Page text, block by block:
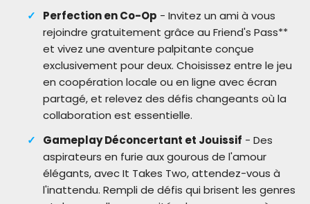
Perfection en Co-Op - Invitez un ami à vous
rejoindre gratuitement grâce au Friend's Pass**
et vivez une aventure palpitante conçue
exclusivement pour deux. Choisissez entre le jeu
en coopération locale ou en ligne avec écran
partagé, et relevez des défis changeants où la
collaboration est essentielle.
Gameplay Déconcertant et Jouissif - Des
aspirateurs en furie aux gourous de l'amour
élégants, avec It Takes Two, attendez-vous à
l'inattendu. Rempli de défis qui brisent les genres